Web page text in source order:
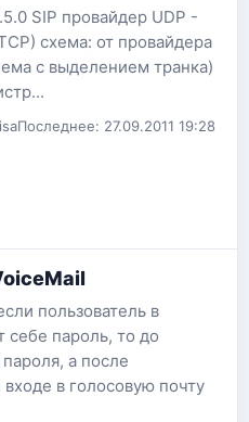
SIP провайдер UDP -
схема: от провайдера
с выделением транка)
Последнее: 27.09.2011 19:28
пользователь в
себе пароль, то до
пароля, а после
в голосовую почту